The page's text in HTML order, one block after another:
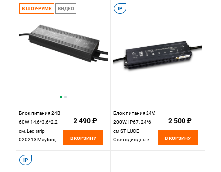
В ШОУ-РУМЕ ВИДЕО
Блок питания 24В
60W 14,6*3,6*2,2
см, Led strip
020213 Maytoni,
2 490 ₽
В КОРЗИНУ
IP
Блок питания 24V,
200W, IP67, 24*6
см ST LUCE
Светодиодные
2 500 ₽
В КОРЗИНУ
IP